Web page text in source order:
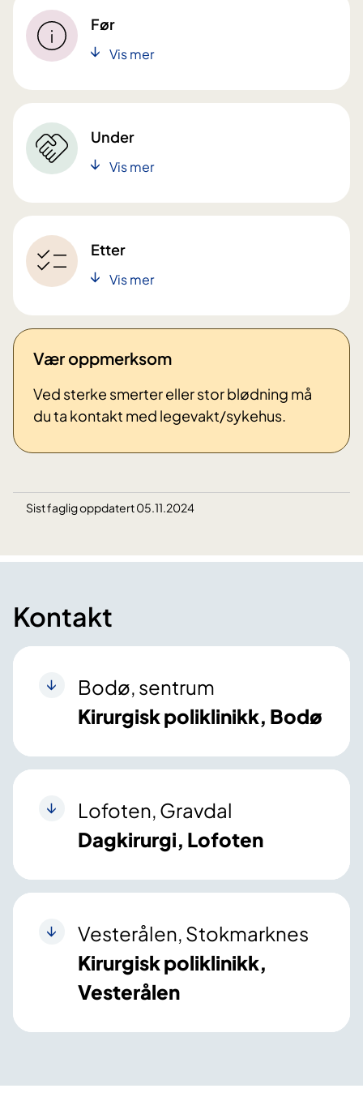
Før
Vis mer
Under
Vis mer
Etter
Vis mer
Vær oppmerksom
Ved sterke smerter eller stor blødning må
du ta kontakt med legevakt/sykehus.
Sist faglig oppdatert 05.11.2024
Kontakt
Bodø, sentrum
Kirurgisk poliklinikk, Bodø
Lofoten, Gravdal
Dagkirurgi, Lofoten
Vesterålen, Stokmarknes
Kirurgisk poliklinikk,
Vesterålen